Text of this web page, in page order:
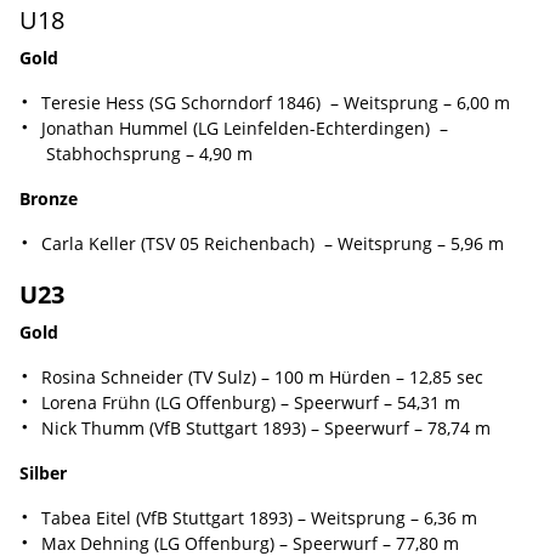
U18
Gold
Teresie Hess (SG Schorndorf 1846) – Weitsprung – 6,00 m
Jonathan Hummel (LG Leinfelden-Echterdingen) –
Stabhochsprung – 4,90 m
Bronze
Carla Keller (TSV 05 Reichenbach) – Weitsprung – 5,96 m
U23
Gold
Rosina Schneider (TV Sulz) – 100 m Hürden – 12,85 sec
Lorena Frühn (LG Offenburg) – Speerwurf – 54,31 m
Nick Thumm (VfB Stuttgart 1893) – Speerwurf – 78,74 m
Silber
Tabea Eitel (VfB Stuttgart 1893) – Weitsprung – 6,36 m
Max Dehning (LG Offenburg) – Speerwurf – 77,80 m